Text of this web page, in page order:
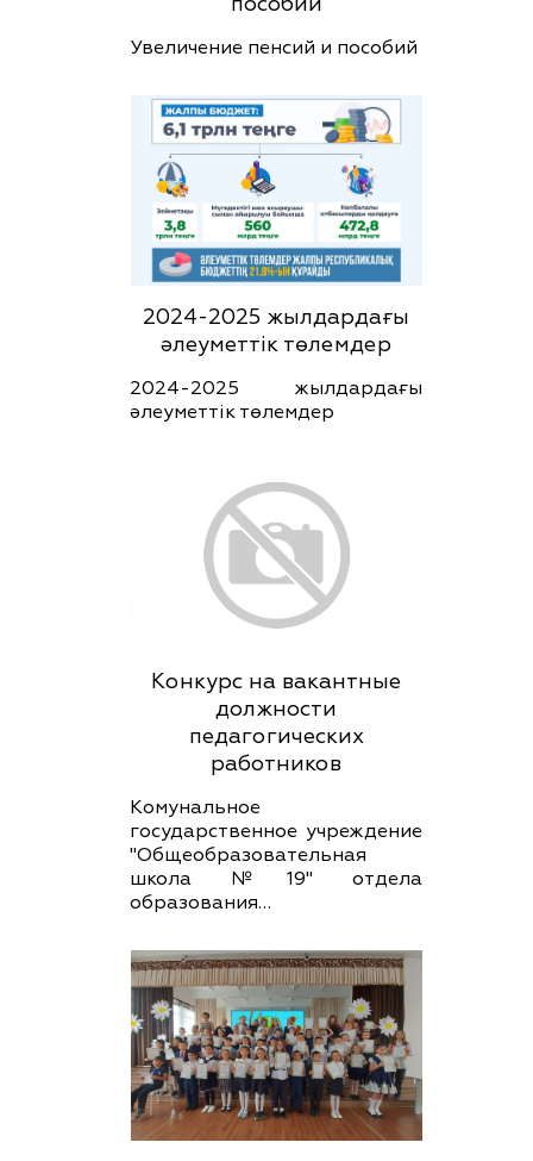
Увеличение пенсий и пособий
2024-2025 жылдардағы
әлеуметтік төлемдер
2024-2025 жылдардағы
әлеуметтік төлемдер
Конкурс на вакантные
должности
педагогических
работников
Комунальное
государственное учреждение
"Общеобразовательная
школа №19" отдела
образования…